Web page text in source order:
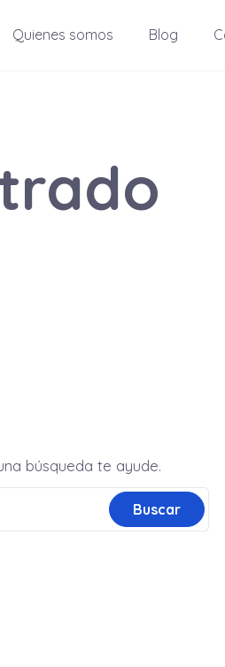
Quienes somos Blog
búsqueda te ayude.